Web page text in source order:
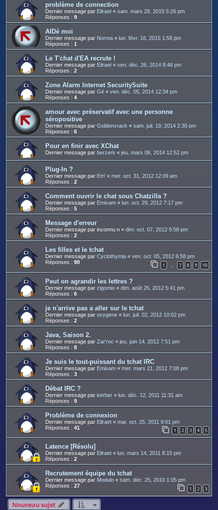
problème de connection
Dernier message par Eilraet « sam. mars 28, 2015 5:26 pm
Réponses : 9
AIDé moi
Dernier message par Norma « lun. févr. 16, 2015 1:58 pm
Réponses : 1
Le T'chat d'EA recrute !
Dernier message par Eilraet « ven. déc. 26, 2014 8:46 pm
Réponses : 2
Zone Alarm Internet SecuritySuite
Dernier message par Gé « ven. déc. 05, 2014 12:34 pm
Réponses : 4
amour avec préservatif avec une personne
séropositive
Dernier message par Goldenvrack « sam. juil. 19, 2014 2:30 pm
Réponses : 6
Pour en finir avec XChat
Dernier message par berzerk « jeu. mars 06, 2014 12:52 pm
Plug-In ?
Dernier message par Em' « mer. oct. 31, 2012 12:09 am
Réponses : 2
Comment ouvrir le chat sous Chatzilla ?
Dernier message par Emixam « lun. oct. 29, 2012 7:17 pm
Réponses : 5
Message d'erreur
Dernier message par inconnu n « dim. oct. 07, 2012 9:58 pm
Réponses : 2
Les filles et le tchat
Dernier message par Cyclothymia « ven. oct. 05, 2012 6:58 pm
Réponses : 90 1 7 8 9 10
Peut on agrandir les lettres ?
Dernier message par zigomio « dim. août 26, 2012 5:41 pm
Réponses : 6
je n'arrive pas a aller sur le tchat
Dernier message par oxygene « lun. juil. 02, 2012 10:02 pm
Réponses : 2
Java, Saison 2.
Dernier message par Zar'roc « jeu. juin 14, 2012 7:51 pm
Réponses : 8
Je suis le tout-puissant du tchat IRC
Dernier message par Emixam « mer. mars 21, 2012 7:08 pm
Réponses : 3
Débat IRC ?
Dernier message par kerber « lun. déc. 12, 2011 11:31 am
Réponses : 9
Problème de connexion
Dernier message par Eilraet « mar. oct. 25, 2011 9:01 pm
Réponses : 41 1 2 3 4 5
Latence [Résolu]
Dernier message par Eilraet « lun. mars 14, 2011 8:15 pm
Réponses : 2
Recrutement équipe du tchat
Dernier message par Modulo « sam. déc. 25, 2010 1:05 pm
Réponses : 27 1 2 3
Nouveau sujet